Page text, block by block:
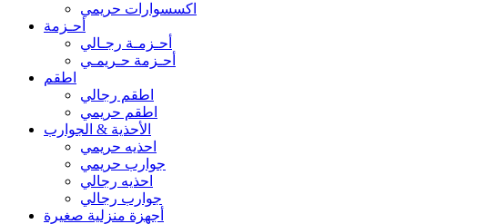
اكسسوارات حريمي
أحـزمة
أحـزمـة رجـالي
أحـزمة حـريمـي
اطقم
اطقم رجالي
اطقم حريمي
الأحذية & الجوارب
احذيه حريمي
جوارب حريمي
احذيه رجالي
جوارب رجالي
أجهزة منزلية صغيرة